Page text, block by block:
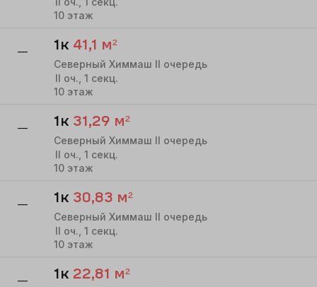
10 этаж
— 1к 41,1 м²
Северный Химмаш II очередь
II оч., 1 секц.
10 этаж
— 1к 31,29 м²
Северный Химмаш II очередь
II оч., 1 секц.
10 этаж
— 1к 30,83 м²
Северный Химмаш II очередь
II оч., 1 секц.
10 этаж
— 1к 22,81 м²